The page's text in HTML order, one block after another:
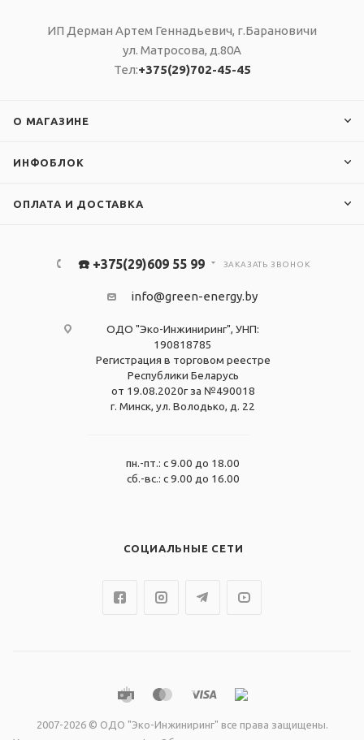
ИП Дерман Артем Геннадьевич, г.Барановичи
ул. Матросова, д.80А
Тел:+375(29)702-45-45
О МАГАЗИНЕ
ИНФОБЛОК
ОПЛАТА И ДОСТАВКА
☎️ +375(29)609 55 99 ЗАКАЗАТЬ ЗВОНОК
info@green-energy.by
ОДО "Эко-Инжиниринг", УНП:
190818785
Регистрация в торговом реестре
Республики Беларусь
от 19.08.2020г за №490018
г. Минск, ул. Володько, д. 22
пн.-пт.: с 9.00 до 18.00
сб.-вс.: с 9.00 до 16.00
СОЦИАЛЬНЫЕ СЕТИ
2007-2026 © ОДО "Эко-Инжиниринг" все права защищены.